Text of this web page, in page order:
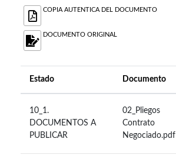
COPIA AUTENTICA DEL DOCUMENTO
DOCUMENTO ORIGINAL
Estado Documento
10_1.
DOCUMENTOS A
PUBLICAR
02_Pliegos
Contrato
Negociado.pdf